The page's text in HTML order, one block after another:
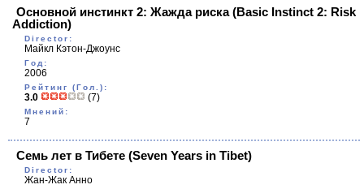
Основной инстинкт 2: Жажда риска(Basic Instinct 2: Risk
Addiction)
Director:
Майкл Кэтон-Джоунс
Год:
2006
Рейтинг (Гол.):
3.0 (7)
Мнений:
7
Семь лет в Тибете (Seven Years in Tibet)
Director:
Жан-Жак Анно